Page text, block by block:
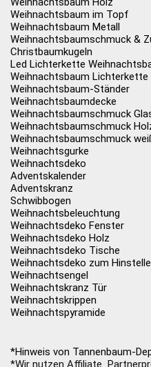
Weihnachtsbaum im Topf
Weihnachtsbaum Metall
Weihnachtsbaumschmuck &
Christbaumkugeln
Led Lichterkette
Weihnachtsbaum Lichterkette
Weihnachtsbaum-Ständer
Weihnachtsbaumdecke
Weihnachtsbaumschmuck
Weihnachtsbaumschmuck
Weihnachtsbaumschmuck
Weihnachtsgurke
Weihnachtsdeko
Adventskalender
Adventskranz
Schwibbogen
Weihnachtsbeleuchtung
Weihnachtsdeko Fenster
Weihnachtsdeko Holz
Weihnachtsdeko Tische
Weihnachtsdeko zum
Weihnachtsengel
Weihnachtskranz Tür
Weihnachtskrippen
Weihnachtspyramide
*Hinweis von Tannenbaum-
*Wir nutzen Affiliate